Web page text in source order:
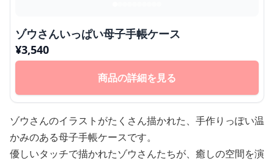
ゾウさんいっぱい母子手帳ケース
¥3,540
商品の詳細を見る
ゾウさんのイラストがたくさん描かれた、手作りっぽい温
かみのある母子手帳ケースです。
優しいタッチで描かれたゾウさんたちが、癒しの空間を演